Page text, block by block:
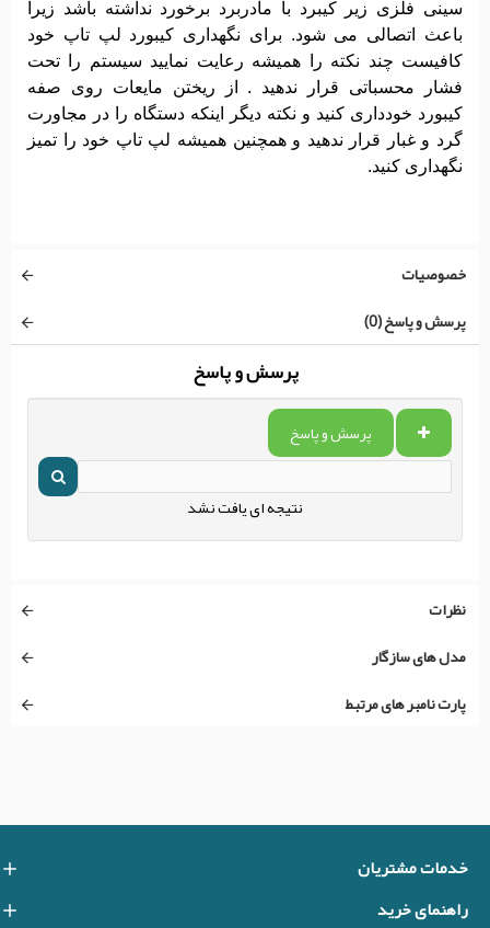
سینی فلزی زیر کیبرد با مادربرد برخورد نداشته باشد زیرا
باعث اتصالی می شود. برای نگهداری کیبورد لپ تاپ خود
کافیست چند نکته را همیشه رعایت نمایید سیستم را تحت
فشار محسباتی قرار ندهید . از ریختن مایعات روی صفه
کیبورد خودداری کنید و نکته دیگر اینکه دستگاه را در مجاورت
گرد و غبار قرار ندهید و همچنین همیشه لپ تاپ خود را تمیز
نگهداری کنید.
خصوصیات
پرسش و پاسخ (0)
پرسش و پاسخ
پرسش و پاسخ
نتیجه ای یافت نشد
نظرات
مدل های سازگار
پارت نامبر های مرتبط
خدمات مشتریان
راهنمای خرید